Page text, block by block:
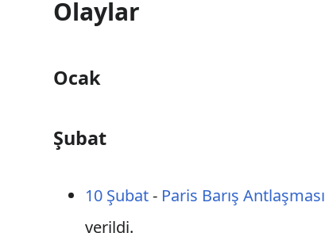
a
Olaylar
Ocak
Şubat
10 Şubat- Paris Barış Antlaşması
verildi.